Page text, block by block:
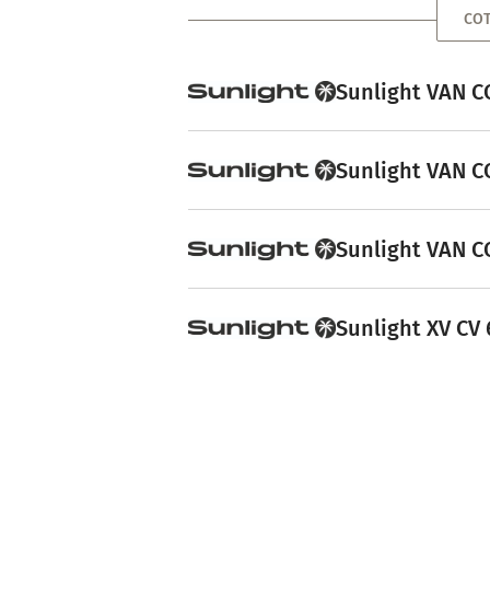
Sunlight VAN
Sunlight VAN
Sunlight VAN
Sunlight XV CV